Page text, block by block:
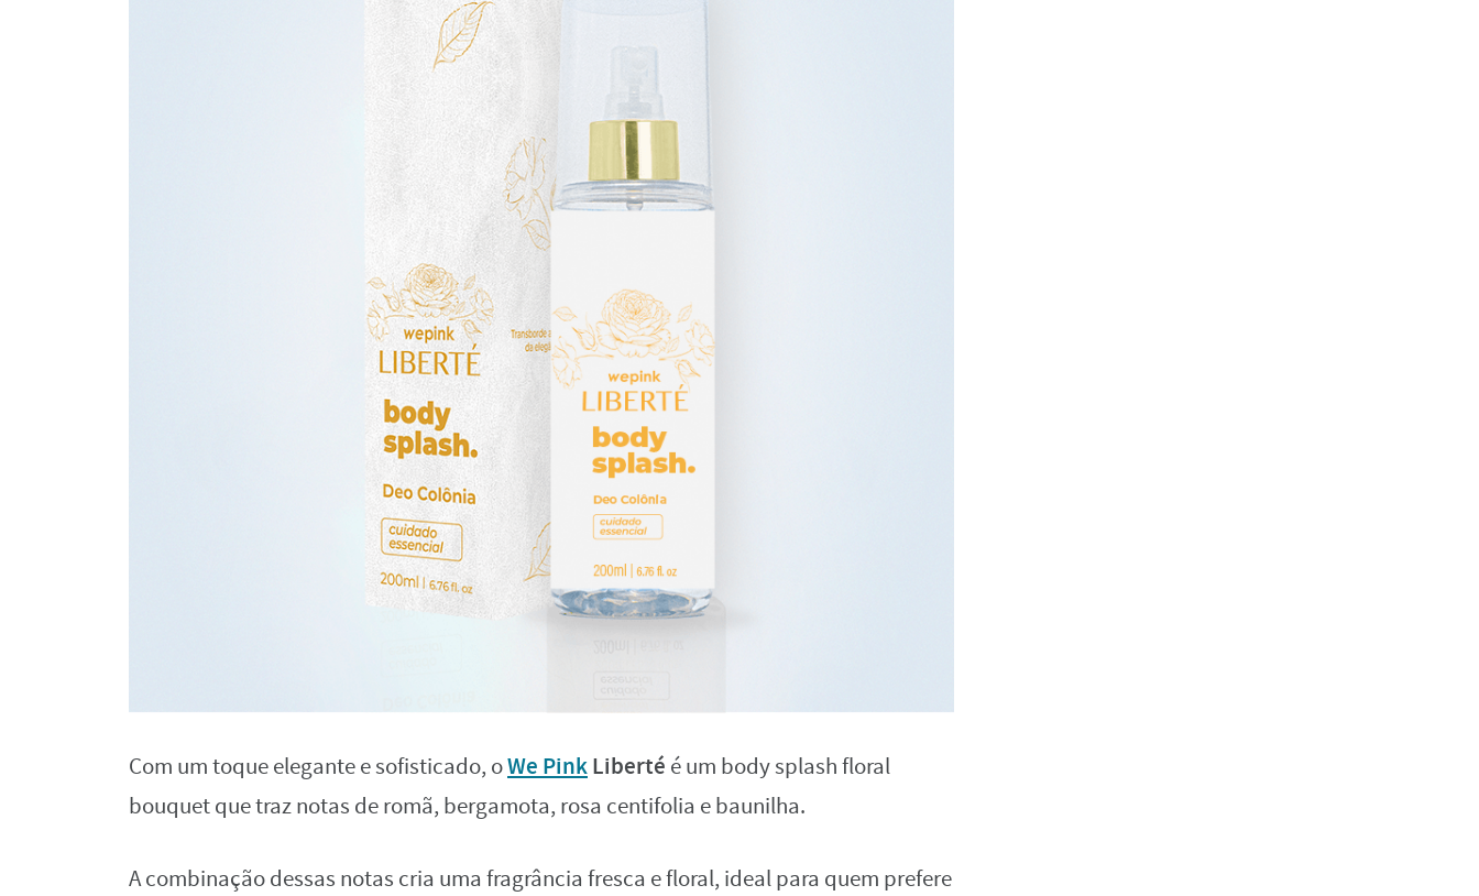
Com um toque elegante e sofisticado, oWe PinkLiberté é um body splash floral
bouquet que traz notas de romã, bergamota, rosa centifolia e baunilha.
A combinação dessas notas cria uma fragrância fresca e floral, ideal para quem prefere